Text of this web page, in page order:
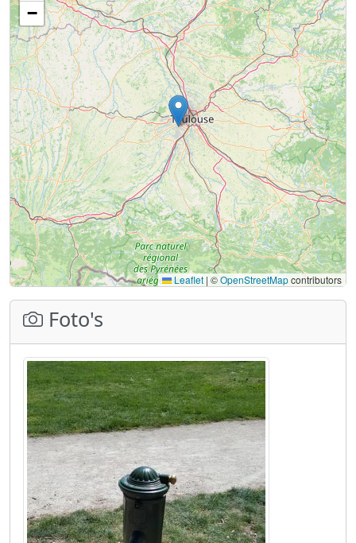
−
Leaflet | ©OpenStreetMapcontributors
Foto's